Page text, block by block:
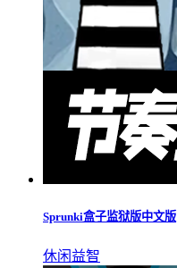
Sprunki盒子监狱版中文版
休闲益智